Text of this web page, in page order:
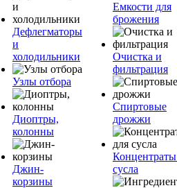
Дефлегматоры
и
холодильники
Узлы отбора
Диоптры,
колонны
Джин-
корзины
Емкости для
брожения
Очистка и
фильтрация
Спиртовые
дрожжи
сусла